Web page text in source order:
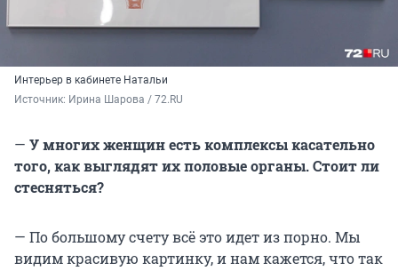
Интерьер в кабинете Натальи
Источник: Ирина Шарова / 72.RU
— У многих женщин есть комплексы касательно
того, как выглядят их половые органы. Стоит ли
стесняться?
— По большому счету всё это идет из порно. Мы
видим красивую картинку, и нам кажется, что так